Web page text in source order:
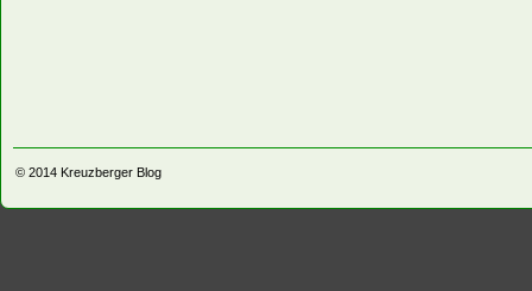
© 2014 Kreuzberger Blog